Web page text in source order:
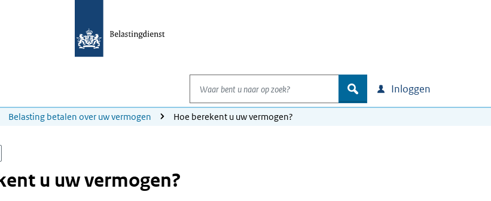
Waar bent u naar op zoek?
zoek Inloggen
Belasting betalen over uw vermogen Hoe berekent u uw vermogen?
u uw vermogen?